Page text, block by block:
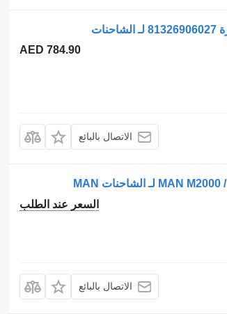
AED 784.90
الاتصال بالبائع
السعر عند الطلب
الاتصال بالبائع